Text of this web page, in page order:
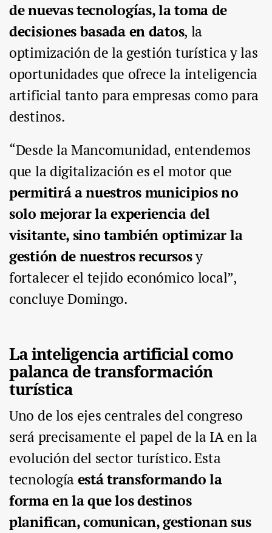
de nuevas tecnologías, la toma de
decisiones basada en datos, la
optimización de la gestión turística y las
oportunidades que ofrece la inteligencia
artificial tanto para empresas como para
destinos.
“Desde la Mancomunidad, entendemos
que la digitalización es el motor que
permitirá a nuestros municipios no
solo mejorar la experiencia del
visitante, sino también optimizar la
gestión de nuestros recursosy
fortalecer el tejido económico local”,
concluye Domingo.
La inteligencia artificial como
palanca de transformación
turística
Uno de los ejes centrales del congreso
será precisamente el papel de la IA en la
evolución del sector turístico. Esta
tecnología está transformando la
forma en la que los destinos
planifican, comunican, gestionan sus